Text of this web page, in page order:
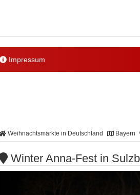
Impressum
Weihnachtsmärkte in Deutschland Bayern
Winter Anna-Fest in